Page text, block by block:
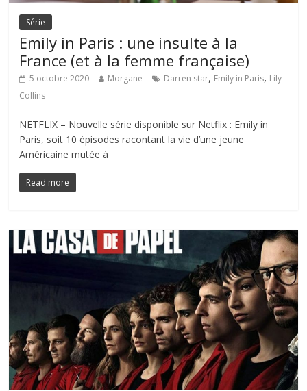
Série
Emily in Paris : une insulte à la
France (et à la femme française)
5 octobre 2020 Morgane Darren star, Emily in Paris, Lily
Collins
NETFLIX – Nouvelle série disponible sur Netflix : Emily in
Paris, soit 10 épisodes racontant la vie d’une jeune
Américaine mutée à
Read more